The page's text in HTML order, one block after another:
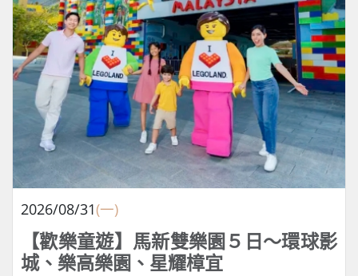
2026/08/31(一)
【歡樂童遊】馬新雙樂園５日～環球影
城、樂高樂園、星耀樟宜